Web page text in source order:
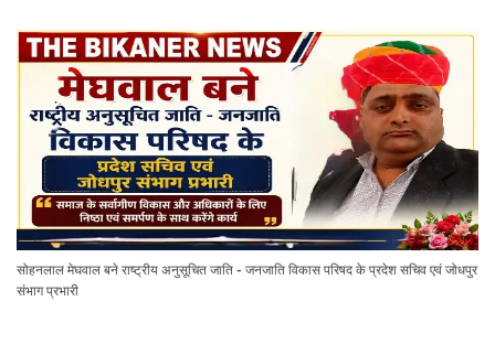
सोहनलाल मेघवाल बने राष्ट्रीय अनुसूचित जाति - जनजाति विकास परिषद के प्रदेश सचिव एवं जोधपुर
संभाग प्रभारी